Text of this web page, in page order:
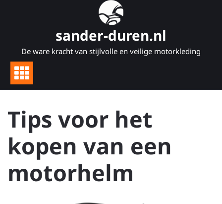
sander-duren.nl
De ware kracht van stijlvolle en veilige motorkleding
Tips voor het
kopen van een
motorhelm